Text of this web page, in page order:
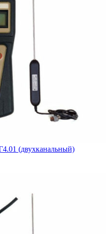
(двухканальный)